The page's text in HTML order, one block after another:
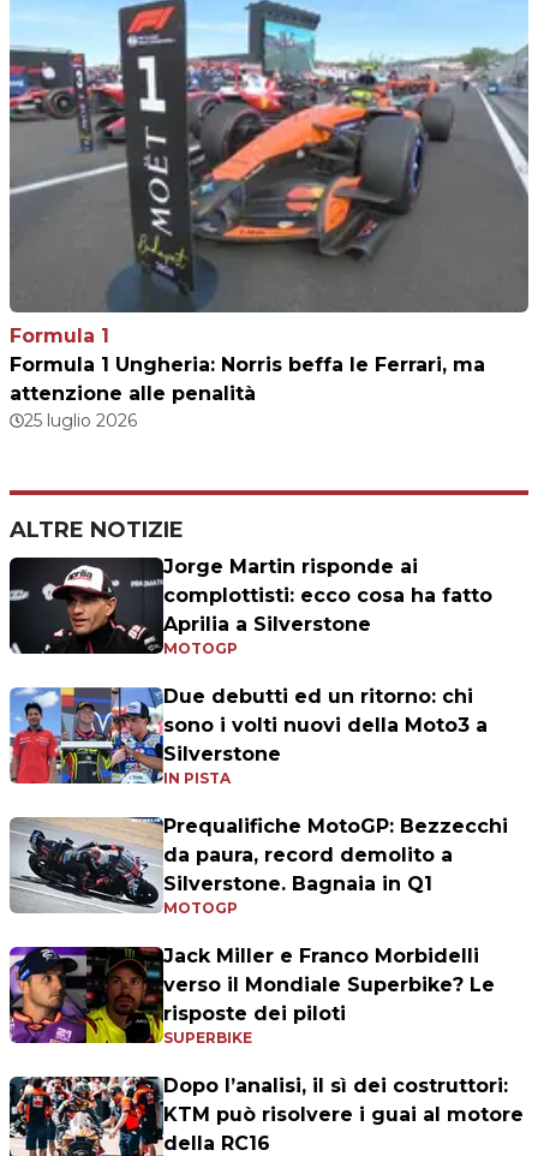
Formula 1
Formula 1 Ungheria: Norris beffa le Ferrari, ma
attenzione alle penalità
25 luglio 2026
ALTRE NOTIZIE
Jorge Martin risponde ai
complottisti: ecco cosa ha fatto
Aprilia a Silverstone
MOTOGP
Due debutti ed un ritorno: chi
sono i volti nuovi della Moto3 a
Silverstone
IN PISTA
Prequalifiche MotoGP: Bezzecchi
da paura, record demolito a
Silverstone. Bagnaia in Q1
MOTOGP
Jack Miller e Franco Morbidelli
verso il Mondiale Superbike? Le
risposte dei piloti
SUPERBIKE
Dopo l’analisi, il sì dei costruttori:
KTM può risolvere i guai al motore
della RC16